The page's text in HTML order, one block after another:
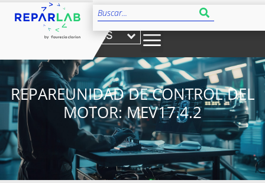
ES
REPAREUNIDAD DE CONTROL DEL
MOTOR: MEV17.4.2